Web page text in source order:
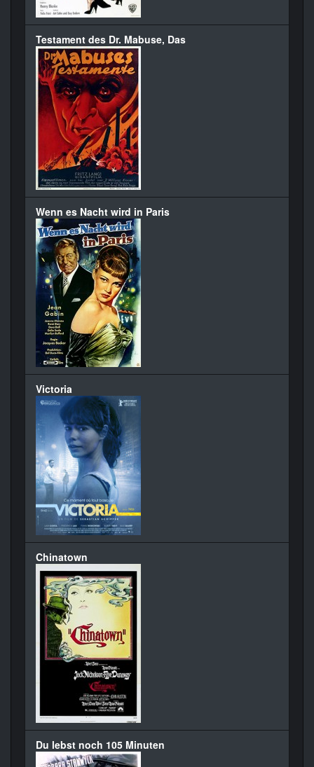
Testament des Dr. Mabuse, Das
Wenn es Nacht wird in Paris
Victoria
Chinatown
Du lebst noch 105 Minuten